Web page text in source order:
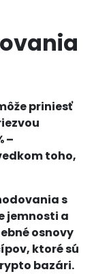
priniesť
–
toho,
s
jemnosti a
osnovy
ktoré sú
bazári.